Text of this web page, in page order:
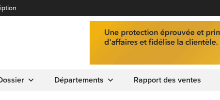
Départements Rapport des ventes